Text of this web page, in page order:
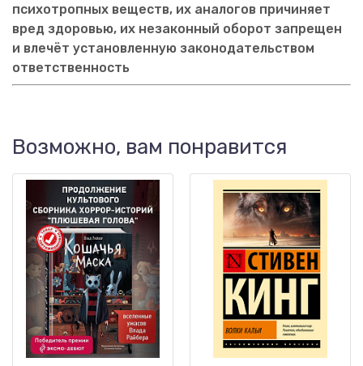
психотропных веществ, их аналогов причиняет
вред здоровью, их незаконный оборот запрещен
и влечёт установленную законодательством
ответственность
Возможно, вам понравится